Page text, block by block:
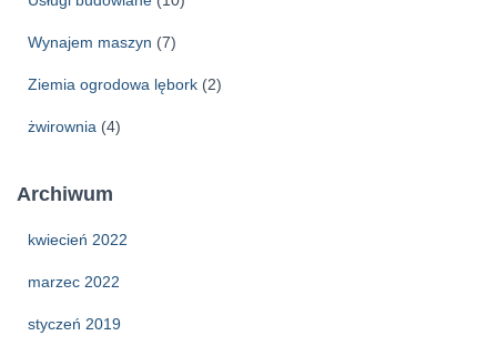
Wynajem maszyn (7)
Ziemia ogrodowa lębork (2)
żwirownia (4)
Archiwum
kwiecień 2022
marzec 2022
styczeń 2019